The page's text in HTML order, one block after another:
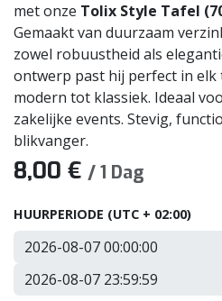
met onze Tolix Style Tafel
Gemaakt van duurzaam
zowel robuustheid als
ontwerp past hij perfect in elk
modern tot klassiek. Ideaal
zakelijke events. Stevig,
blikvanger.
8,00 € /1 Dag
HUURPERIODE (UTC + 02:00)